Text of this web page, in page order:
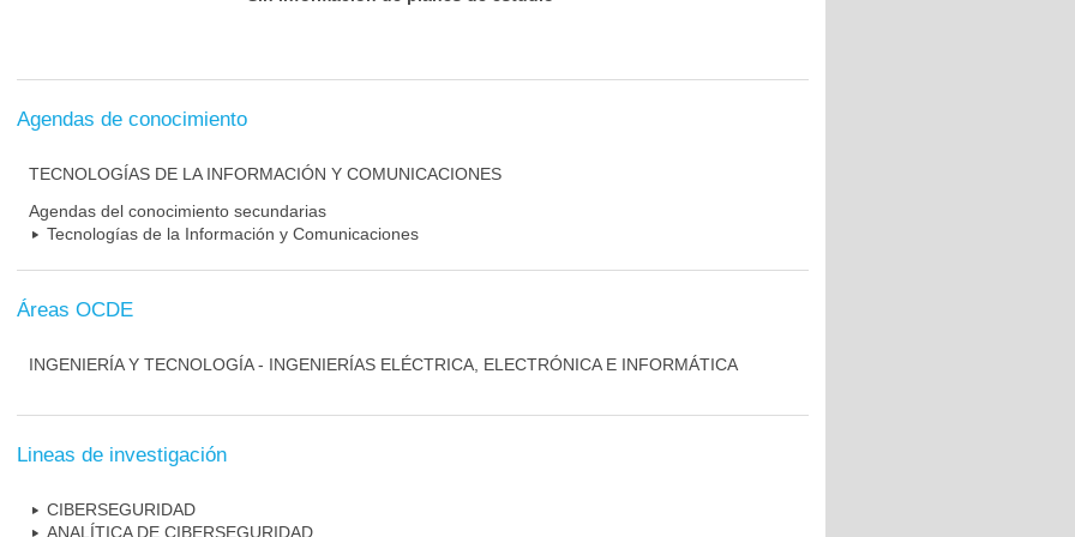
Agendas de conocimiento
TECNOLOGÍAS DE LA INFORMACIÓN Y COMUNICACIONES
Agendas del conocimiento secundarias
Tecnologías de la Información y Comunicaciones
Áreas OCDE
INGENIERÍA Y TECNOLOGÍA - INGENIERÍAS ELÉCTRICA, ELECTRÓNICA E INFORMÁTICA
Lineas de investigación
CIBERSEGURIDAD
ANALÍTICA DE CIBERSEGURIDAD